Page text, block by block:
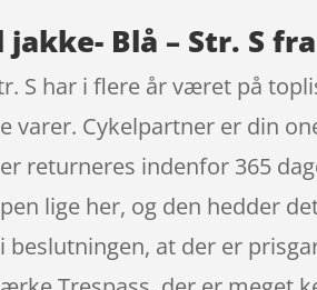
Blå – Str. S
S har i flere år været på
Cykelpartner er din
returneres indenfor 365
lige her, og den hedder
at der er